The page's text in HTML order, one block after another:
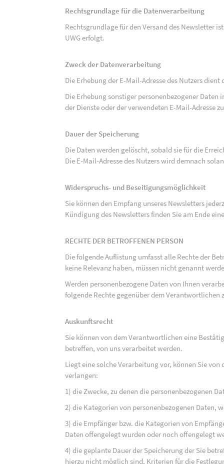
Rechtsgrundlage für die Datenverarbeitung
Rechtsgrundlage für den Versand des Newsletter ist
UWG erfolgt.
Zweck der Datenverarbeitung
Die Erhebung der E-Mail-Adresse des Nutzers
Die Erhebung sonstiger personenbezogener
der Dienste oder der verwendeten E-Mail-Adresse
Dauer der Speicherung
Die Daten werden gelöscht, sobald sie für die
Die E-Mail-Adresse des Nutzers wird demnach
Widerspruchs- und Beseitigungsmöglichkeit
Sie können den Empfang unseres Newsletters
Kündigung des Newsletters finden Sie am Ende
RECHTE DER BETROFFENEN PERSON
Die folgende Auflistung umfasst alle Rechte der
keine Relevanz haben, müssen nicht genannt
Werden personenbezogene Daten von Ihnen
folgende Rechte gegenüber dem Verantwortlichen
Auskunftsrecht
Sie können von dem Verantwortlichen eine
betreffen, von uns verarbeitet werden.
Liegt eine solche Verarbeitung vor, können Sie
verlangen:
1) die Zwecke, zu denen die personenbezogenen
2) die Kategorien von personenbezogenen Daten,
3) die Empfänger bzw. die Kategorien von
Daten offengelegt wurden oder noch offengelegt
4) die geplante Dauer der Speicherung der Sie
hierzu nicht möglich sind, Kriterien für die